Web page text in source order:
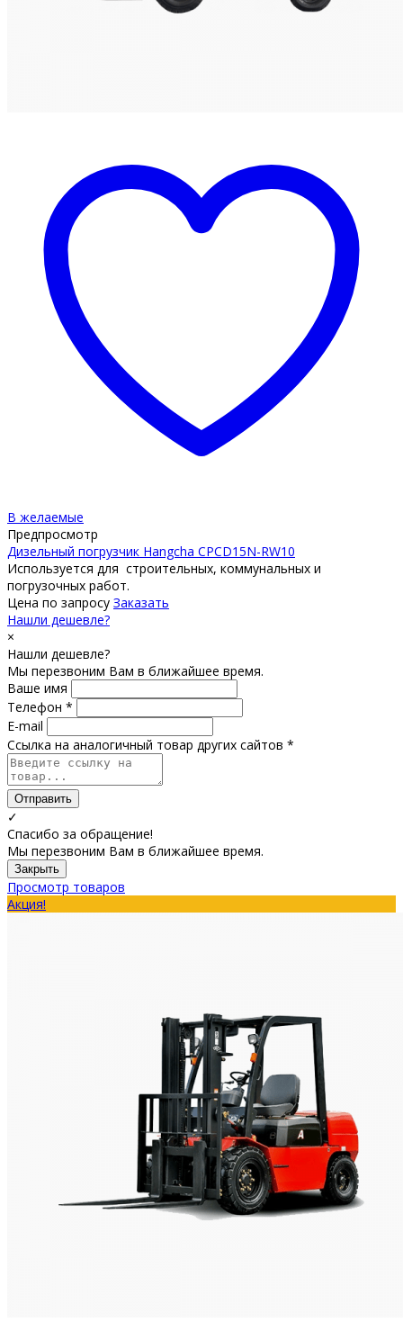
В желаемые
Предпросмотр
Дизельный погрузчик Hangcha CPCD15N-RW10
Используется для строительных, коммунальных и
погрузочных работ.
Цена по запросу Заказать
Нашли дешевле?
×
Нашли дешевле?
Мы перезвоним Вам в ближайшее время.
Ваше имя
Телефон *
E-mail
Ссылка на аналогичный товар других сайтов *
Отправить
✓
Спасибо за обращение!
Мы перезвоним Вам в ближайшее время.
Закрыть
Просмотр товаров
Акция!